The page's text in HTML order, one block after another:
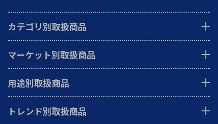
カテゴリ別取扱商品
マーケット別取扱商品
用途別取扱商品
トレンド別取扱商品